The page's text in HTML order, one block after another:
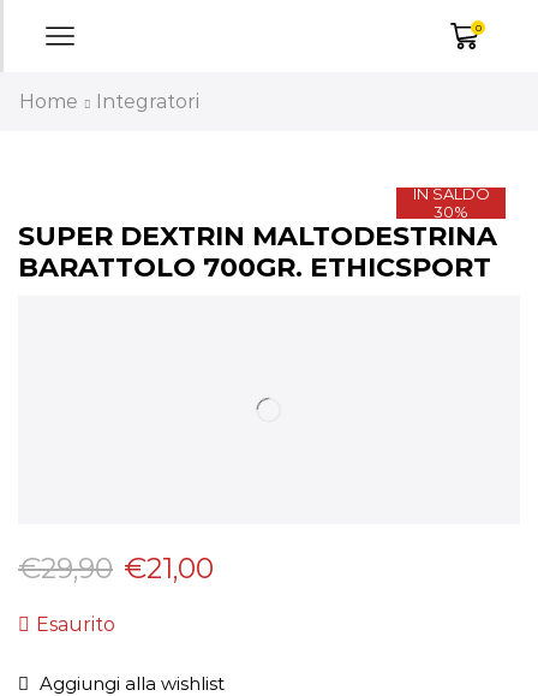
0
Home Integratori
IN SALDO
30%
SUPER DEXTRIN MALTODESTRINA
BARATTOLO 700GR. ETHICSPORT
€29,90 €21,00
Esaurito
Aggiungi alla wishlist